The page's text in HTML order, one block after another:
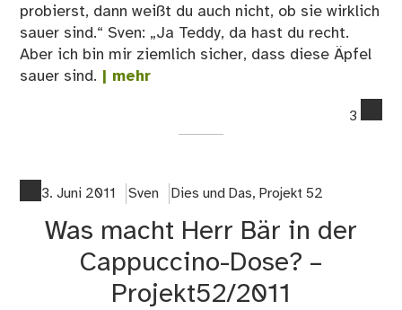
probierst, dann weißt du auch nicht, ob sie wirklich
sauer sind.“ Sven: „Ja Teddy, da hast du recht.
Aber ich bin mir ziemlich sicher, dass diese Äpfel
sauer sind. | mehr
3
3. Juni 2011 Sven Dies und Das, Projekt 52
Was macht Herr Bär in der
Cappuccino-Dose? –
Projekt52/2011